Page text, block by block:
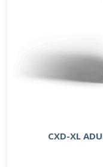
CXD-XL